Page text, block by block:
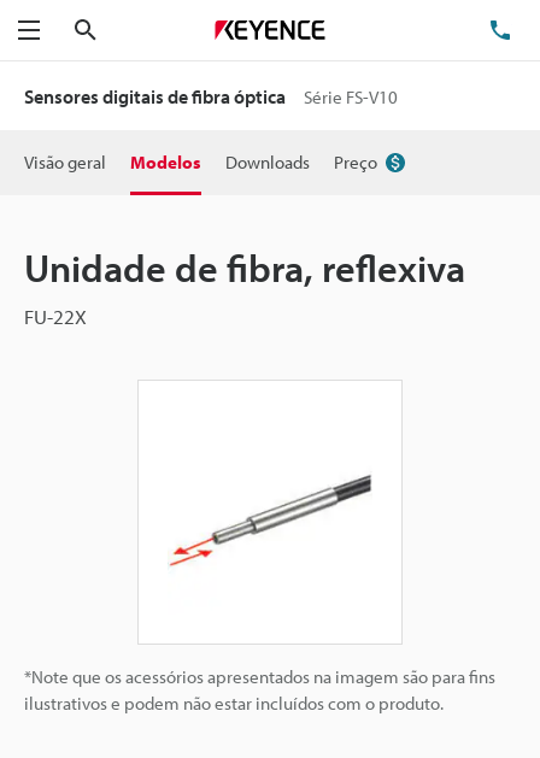
Menu
Sensores digitais de fibra óptica Série FS-V10
Visão geral Modelos Downloads Preço
Unidade de fibra, reflexiva
FU-22X
*Note que os acessórios apresentados na imagem são para fins
ilustrativos e podem não estar incluídos com o produto.